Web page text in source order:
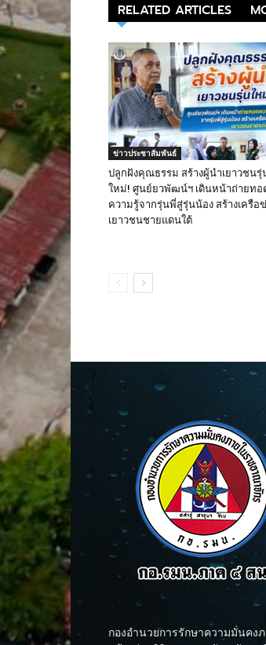
RELATED ARTICLES
ข่าวประชาสัมพันธ์
ปลูกฝังคุณธรรม สร้างผู้นำเยาวชนรุ่
ใหม่! ศูนย์ยวพัฒน์ฯ เดินหน้าถ่ายทอ
ความรู้จากรุ่นพี่สู่รุ่นน้อง สร้างเครือ
เยาวชนชายแดนใต้
กองอำนวยการรักษาความมั่นคง